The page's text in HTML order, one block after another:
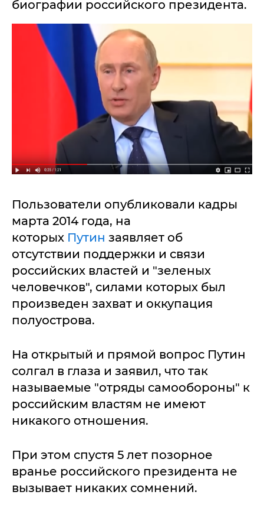
биографии российского президента.
Пользователи опубликовали кадры
марта 2014 года, на
которых Путин заявляет об
отсутствии поддержки и связи
российских властей и "зеленых
человечков", силами которых был
произведен захват и оккупация
полуострова.
На открытый и прямой вопрос Путин
солгал в глаза и заявил, что так
называемые "отряды самообороны" к
российским властям не имеют
никакого отношения.
При этом спустя 5 лет позорное
вранье российского президента не
вызывает никаких сомнений.